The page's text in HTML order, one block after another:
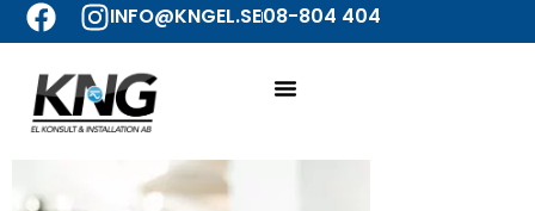
INFO@KNGEL.SE08-804 404